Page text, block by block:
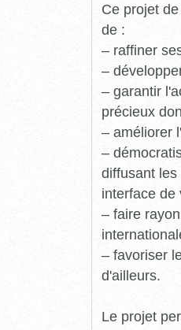
Ce projet
de :
– raffiner
–
– garantir
précieux
– améliorer
–
diffusant
interface de
– faire
– favoriser
d'ailleurs.
Le projet